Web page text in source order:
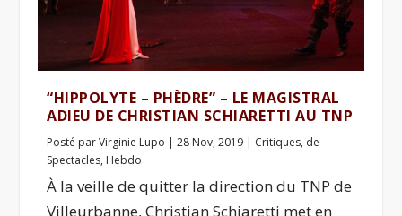
“HIPPOLYTE – PHÈDRE” – LE MAGISTRAL
ADIEU DE CHRISTIAN SCHIARETTI AU TNP
Posté parVirginie Lupo |28 Nov, 2019 | Critiques, de
Spectacles, Hebdo
À la veille de quitter la direction du TNP de
Villeurbanne, Christian Schiaretti met en